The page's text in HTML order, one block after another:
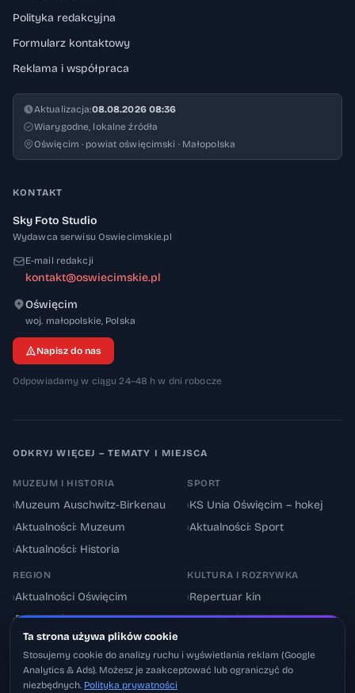
Polityka redakcyjna
Formularz kontaktowy
Reklama i współpraca
Aktualizacja:08.08.2026 08:36
Wiarygodne, lokalne źródła
Oświęcim · powiat oświęcimski · Małopolska
KONTAKT
Sky Foto Studio
Wydawca serwisu Oswiecimskie.pl
E-mail redakcji
kontakt@oswiecimskie.pl
Oświęcim
woj. małopolskie, 32-600
Polska
Napisz do nas
Odpowiadamy w ciągu 24–48 h w dni robocze
ODKRYJ WIĘCEJ – TEMATY I MIEJSCA
MUZEUM I HISTORIA
›Muzeum Auschwitz-Birkenau
›Aktualności: Muzeum
›Aktualności: Historia
SPORT
›KS Unia Oświęcim – hokej
›Aktualności: Sport
REGION
›Aktualności Oświęcim
›Powiat oświęcimski
Utrudnienia drogowe
KULTURA I ROZRYWKA
›Repertuar kin
›Aktualności: Kultura
Ta strona używa plików cookie
Stosujemy cookie do analizy ruchu i wyświetlania reklam (Google
Analytics & Ads). Możesz je zaakceptować lub ograniczyć do
niezbędnych. Polityka prywatności